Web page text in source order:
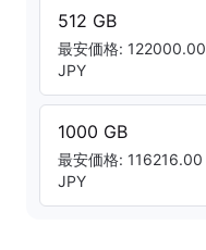
512 GB
最安価格: 122000.00
JPY
1000 GB
最安価格: 116216.00
JPY